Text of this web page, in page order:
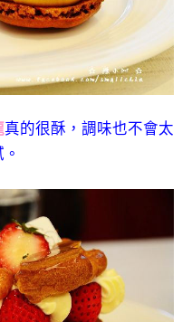
真的很酥，調味也不會太